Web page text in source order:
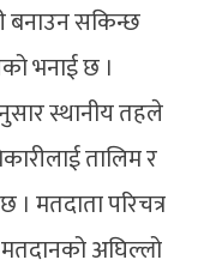
बनाउन सकिन्छ
भनाई छ ।
स्थानीय तहले
तालिम र
मतदाता परिचत्र
अघिल्लो